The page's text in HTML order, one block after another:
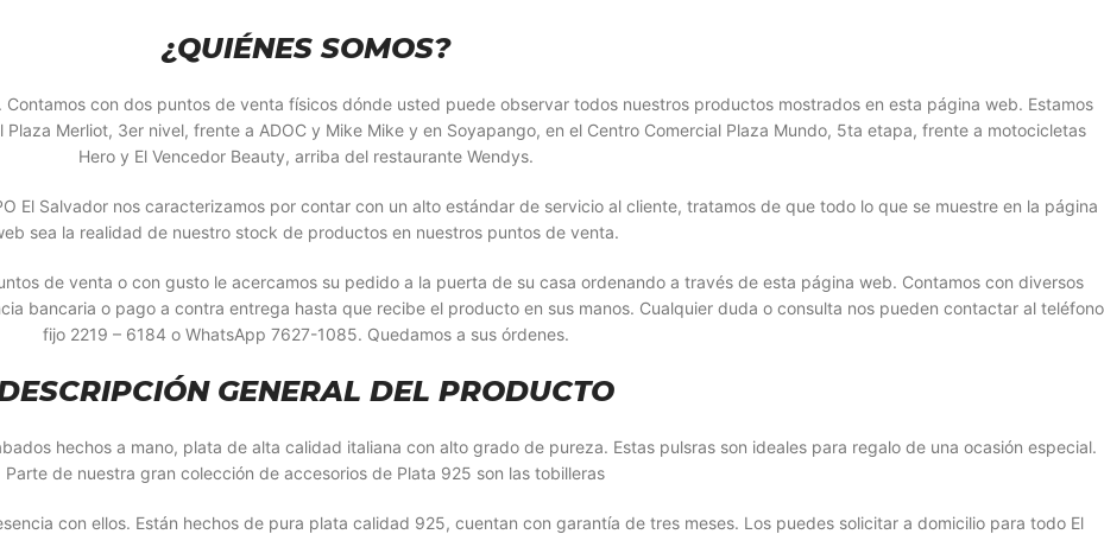
¿QUIÉNES SOMOS?
con dos puntos de venta físicos dónde usted puede observar todos nuestros productos mostrados en esta página web. Estamos
Merliot, 3er nivel, frente a ADOC y Mike Mike y en Soyapango, en el Centro Comercial Plaza Mundo, 5ta etapa, frente a motocicletas
Hero y El Vencedor Beauty, arriba del restaurante Wendys.
El Salvador nos caracterizamos por contar con un alto estándar de servicio al cliente, tratamos de que todo lo que se muestre en la página
sea la realidad de nuestro stock de productos en nuestros puntos de venta.
de venta o con gusto le acercamos su pedido a la puerta de su casa ordenando a través de esta página web. Contamos con diversos
bancaria o pago a contra entrega hasta que recibe el producto en sus manos. Cualquier duda o consulta nos pueden contactar al teléfono
fijo 2219 – 6184 o WhatsApp 7627-1085. Quedamos a sus órdenes.
GENERAL DEL PRODUCTO
hechos a mano, plata de alta calidad italiana con alto grado de pureza. Estas pulsras son ideales para regalo de una ocasión especial.
Parte de nuestra gran colección de accesorios de Plata 925 son las tobilleras
con ellos. Están hechos de pura plata calidad 925, cuentan con garantía de tres meses. Los puedes solicitar a domicilio para todo El